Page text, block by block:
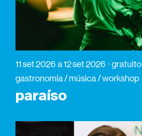
11 set 2026 a 12 set 2026 gratuito
gastronomia / música / workshop
paraíso